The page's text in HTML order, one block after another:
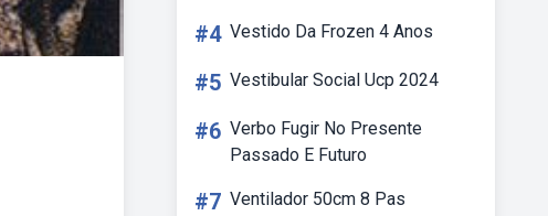
#4 Vestido Da Frozen 4 Anos
#5 Vestibular Social Ucp 2024
#6 Verbo Fugir No Presente
Passado E Futuro
#7 Ventilador 50cm 8 Pas